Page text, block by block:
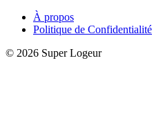
À propos
Politique de Confidentialité
© 2026 Super Logeur